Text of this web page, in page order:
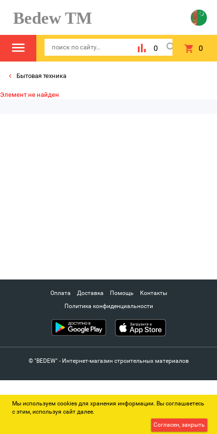
Bedew TM
0 0
Бытовая техника
Элемент не найден
Оплата Доставка Помощь
Контакты
Политика конфиденциальности
© "BEDEW" - Интернет-магазин строительных материалов
Мы используем cookies для хранения информации. Вы соглашаетесь
с этим, используя сайт далее.
Согласен, закрыть